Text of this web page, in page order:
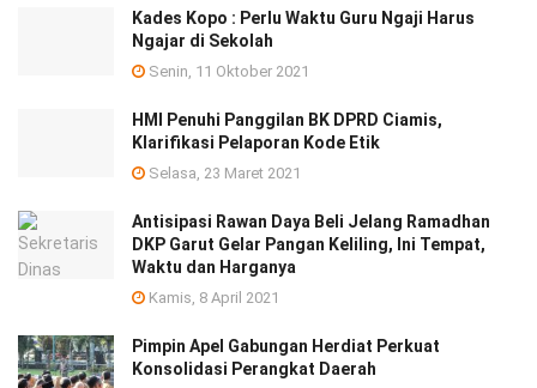
Kades Kopo : Perlu Waktu Guru Ngaji Harus
Ngajar di Sekolah
Senin, 11 Oktober 2021
HMI Penuhi Panggilan BK DPRD Ciamis,
Klarifikasi Pelaporan Kode Etik
Selasa, 23 Maret 2021
Antisipasi Rawan Daya Beli Jelang Ramadhan
DKP Garut Gelar Pangan Keliling, Ini Tempat,
Waktu dan Harganya
Kamis, 8 April 2021
Pimpin Apel Gabungan Herdiat Perkuat
Konsolidasi Perangkat Daerah